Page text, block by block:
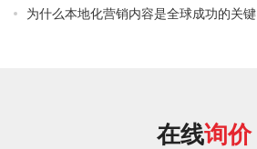
为什么本地化营销内容是全球成功的关键
在线询价